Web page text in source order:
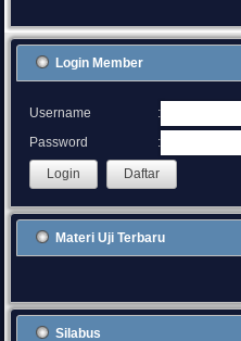
Login Member
Username
:
Password
:
Materi Uji Terbaru
Silabus